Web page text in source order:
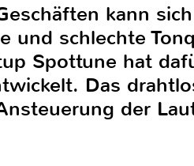
kann
und schlechte
Spottune hat
Das
der